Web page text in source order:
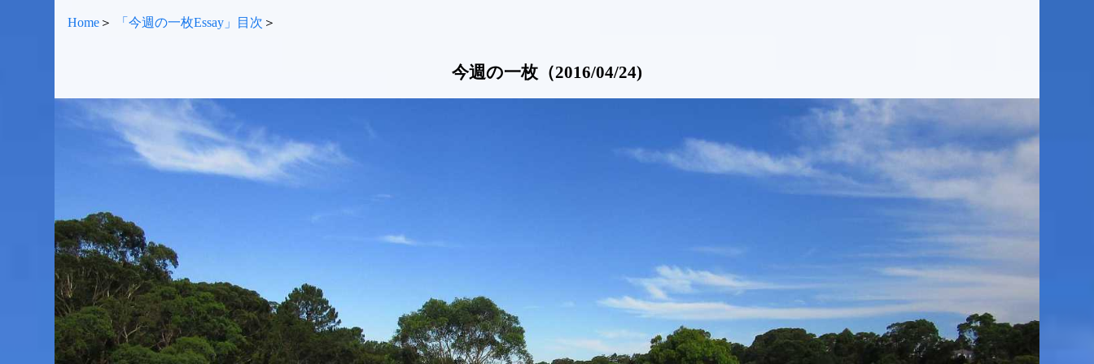
Home ＞ 「今週の一枚Essay」目次 ＞
今週の一枚（2016/04/24)